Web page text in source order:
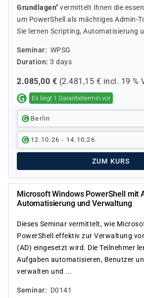
Grundlagen" vermittelt Ihnen die
um PowerShell als mächtiges Admin-
Sie lernen Scripting, Automatisierung
Seminar
WPSG
Duration 3 days
2.085,00 € (2.481,15 € incl. 19 %
Es liegt 1 Garantietermin vor
Berlin
12.10.26 - 14.10.26
ZUM KURS
Microsoft Windows PowerShell mit
Automatisierung und Verwaltung
Dieses Seminar vermittelt, wie
PowerShell effektiv zur Verwaltung
(AD) eingesetzt wird. Die Teilnehmer
Aufgaben automatisieren, Benutzer
verwalten und ...
Seminar
D0141